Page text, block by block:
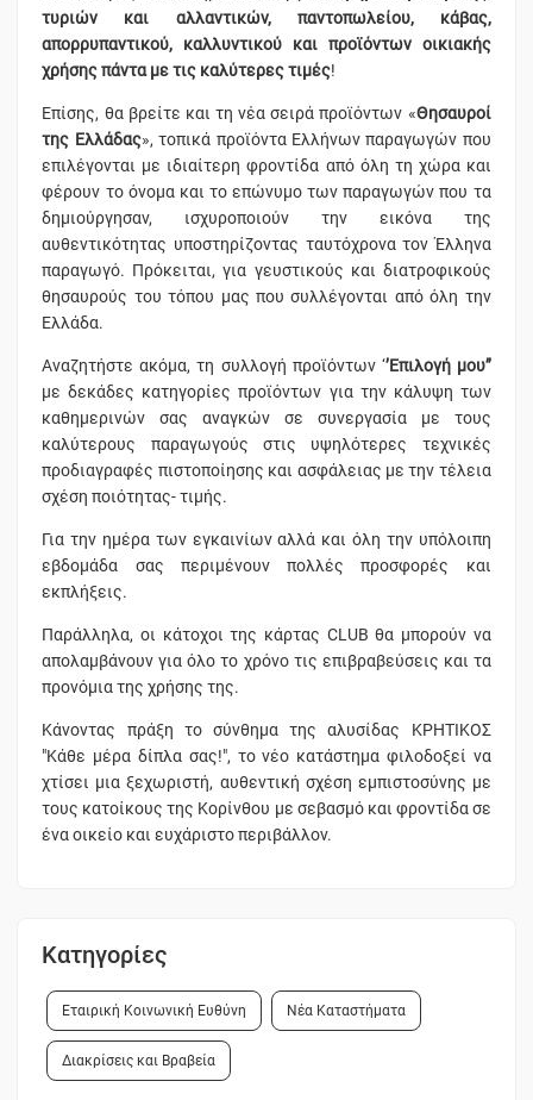
τυριών και αλλαντικών, παντοπωλείου, κάβας,
απορρυπαντικού, καλλυντικού και προϊόντων οικιακής
χρήσης πάντα με τις καλύτερες τιμές!
Επίσης, θα βρείτε και τη νέα σειρά προϊόντων «Θησαυροί
της Ελλάδας», τοπικά προϊόντα Ελλήνων παραγωγών που
επιλέγονται με ιδιαίτερη φροντίδα από όλη τη χώρα και
φέρουν το όνομα και το επώνυμο των παραγωγών που τα
δημιούργησαν, ισχυροποιούν την εικόνα της
αυθεντικότητας υποστηρίζοντας ταυτόχρονα τον Έλληνα
παραγωγό. Πρόκειται, για γευστικούς και διατροφικούς
θησαυρούς του τόπου μας που συλλέγονται από όλη την
Ελλάδα.
Αναζητήστε ακόμα, τη συλλογή προϊόντων ‘’Επιλογή μου’’
με δεκάδες κατηγορίες προϊόντων για την κάλυψη των
καθημερινών σας αναγκών σε συνεργασία με τους
καλύτερους παραγωγούς στις υψηλότερες τεχνικές
προδιαγραφές πιστοποίησης και ασφάλειας με την τέλεια
σχέση ποιότητας- τιμής.
Για την ημέρα των εγκαινίων αλλά και όλη την υπόλοιπη
εβδομάδα σας περιμένουν πολλές προσφορές και
εκπλήξεις.
Παράλληλα, οι κάτοχοι της κάρτας CLUB θα μπορούν να
απολαμβάνουν για όλο το χρόνο τις επιβραβεύσεις και τα
προνόμια της χρήσης της.
Κάνοντας πράξη το σύνθημα της αλυσίδας ΚΡΗΤΙΚΟΣ
"Κάθε μέρα δίπλα σας!", το νέο κατάστημα φιλοδοξεί να
χτίσει μια ξεχωριστή, αυθεντική σχέση εμπιστοσύνης με
τους κατοίκους της Κορίνθου με σεβασμό και φροντίδα σε
ένα οικείο και ευχάριστο περιβάλλον.
Κατηγορίες
Εταιρική Κοινωνική Ευθύνη Νέα Καταστήματα
Διακρίσεις και Βραβεία